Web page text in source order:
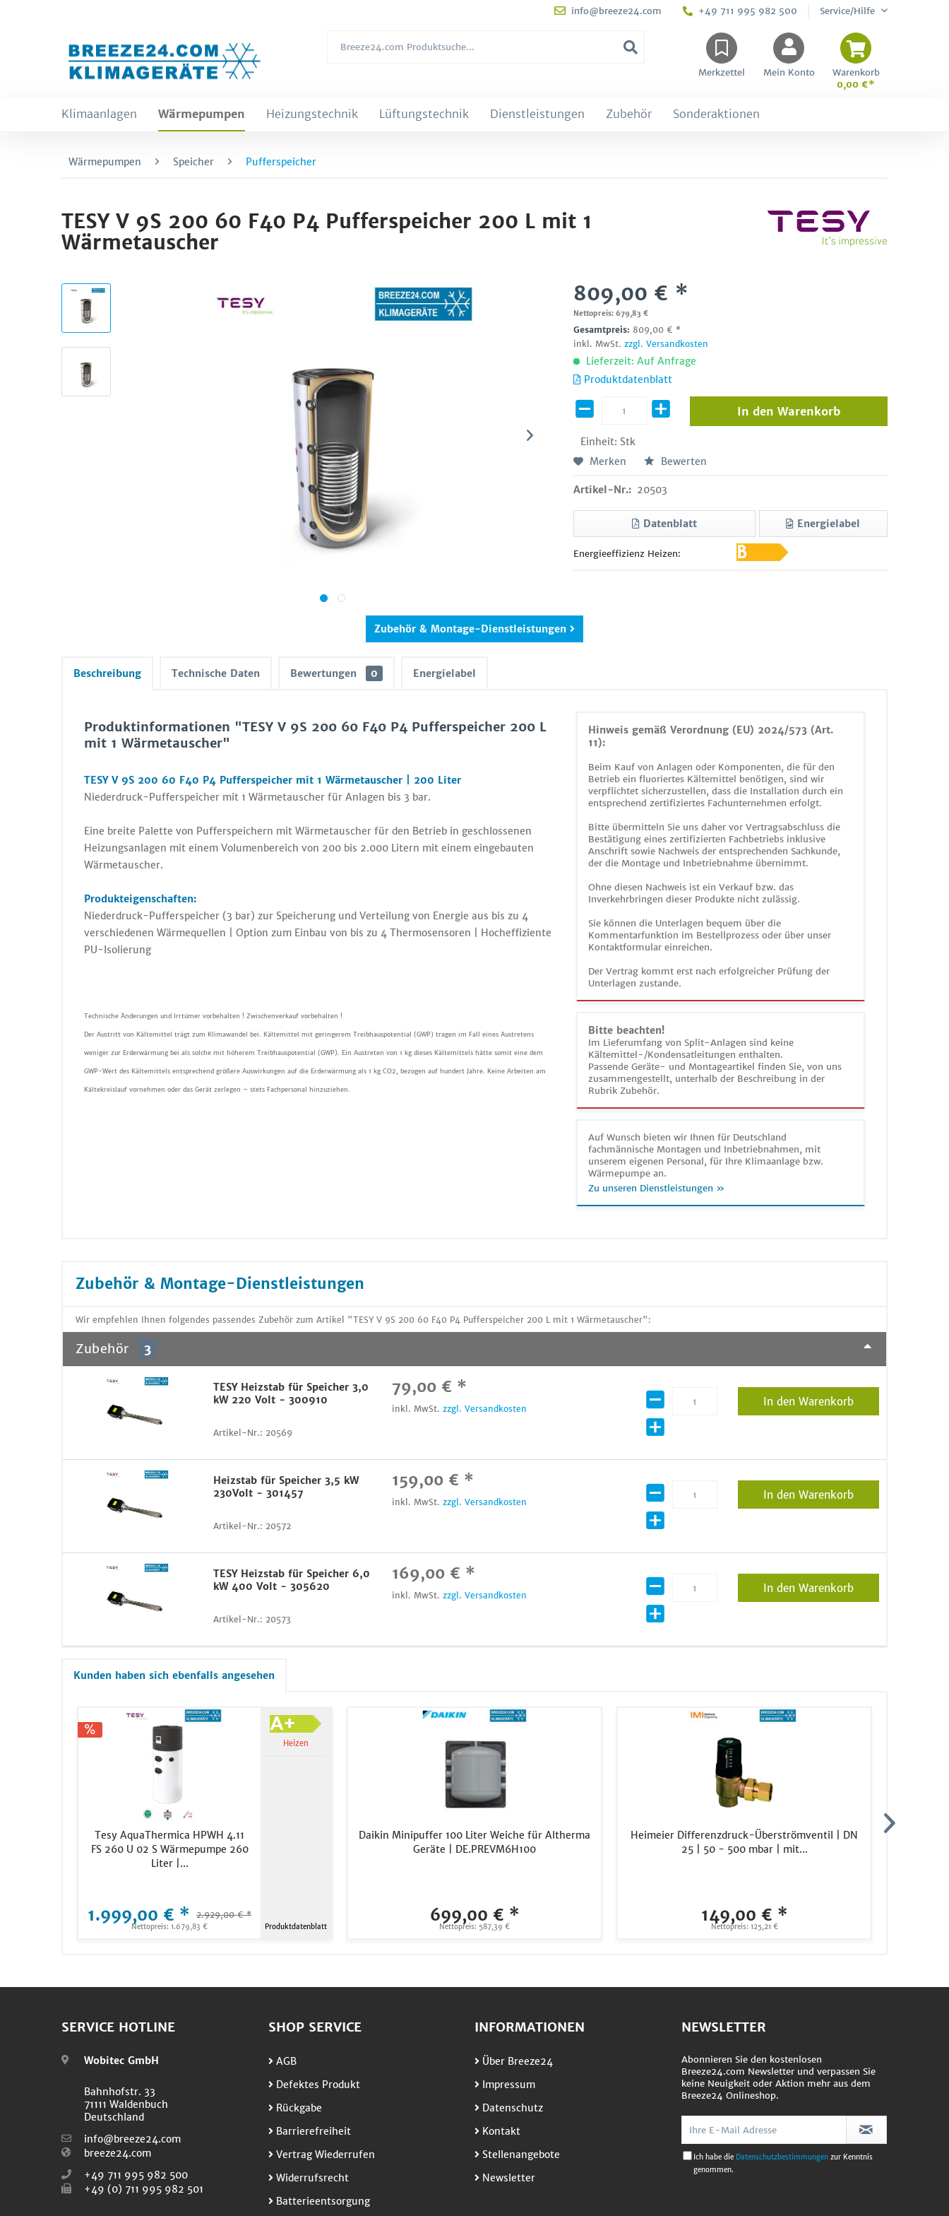
info@breeze24.com +49 711 995 982 500 Service/Hilfe
Merkzettel Mein Konto
Warenkorb
0,00 €*
Klimaanlagen Wärmepumpen Heizungstechnik Lüftungstechnik Dienstleistungen Zubehör Sonderaktionen
Wärmepumpen Speicher Pufferspeicher
TESY V 9S 200 60 F40 P4 Pufferspeicher 200 L mit 1
Wärmetauscher
809,00 € *
Nettopreis: 679,83 €
Gesamtpreis: 809,00 € *
inkl. MwSt.zzgl. Versandkosten
Lieferzeit: Auf Anfrage
Produktdatenblatt
Einheit: Stk
In den Warenkorb
Merken Bewerten
Artikel-Nr.: 20503
Datenblatt Energielabel
Energieeffizienz Heizen:
Zubehör & Montage-Dienstleistungen
Beschreibung Technische Daten Bewertungen 0 Energielabel
Hinweis gemäß Verordnung (EU) 2024/573 (Art.
11):
Beim Kauf von Anlagen oder Komponenten, die für den
Betrieb ein fluoriertes Kältemittel benötigen, sind wir
verpflichtet sicherzustellen, dass die Installation durch ein
entsprechend zertifiziertes Fachunternehmen erfolgt.
Bitte übermitteln Sie uns daher vor Vertragsabschluss die
Bestätigung eines zertifizierten Fachbetriebs inklusive
Anschrift sowie Nachweis der entsprechenden Sachkunde,
der die Montage und Inbetriebnahme übernimmt.
Ohne diesen Nachweis ist ein Verkauf bzw. das
Inverkehrbringen dieser Produkte nicht zulässig.
Sie können die Unterlagen bequem über die
Kommentarfunktion im Bestellprozess oder über unser
Kontaktformular einreichen.
Der Vertrag kommt erst nach erfolgreicher Prüfung der
Unterlagen zustande.
Bitte beachten!
Im Lieferumfang von Split-Anlagen sind keine
Kältemittel-/Kondensatleitungen enthalten.
Passende Geräte- und Montageartikel finden Sie, von uns
zusammengestellt, unterhalb der Beschreibung in der
Rubrik Zubehör.
Auf Wunsch bieten wir Ihnen für Deutschland
fachmännische Montagen und Inbetriebnahmen, mit
unserem eigenen Personal, für Ihre Klimaanlage bzw.
Wärmepumpe an.
Zu unseren Dienstleistungen »
Produktinformationen "TESY V 9S 200 60 F40 P4 Pufferspeicher 200 L
mit 1 Wärmetauscher"
TESY V 9S 200 60 F40 P4 Pufferspeicher mit 1 Wärmetauscher | 200 Liter
Niederdruck-Pufferspeicher mit 1 Wärmetauscher für Anlagen bis 3 bar.
Eine breite Palette von Pufferspeichern mit Wärmetauscher für den Betrieb in geschlossenen
Heizungsanlagen mit einem Volumenbereich von 200 bis 2.000 Litern mit einem eingebauten
Wärmetauscher.
Produkteigenschaften:
Niederdruck-Pufferspeicher (3 bar) zur Speicherung und Verteilung von Energie aus bis zu 4
verschiedenen Wärmequellen | Option zum Einbau von bis zu 4 Thermosensoren | Hocheffiziente
PU-Isolierung
Technische Änderungen und Irrtümer vorbehalten ! Zwischenverkauf vorbehalten !
Der Austritt von Kältemittel trägt zum Klimawandel bei. Kältemittel mit geringerem Treibhauspotential (GWP) tragen im Fall eines Austretens
weniger zur Erderwärmung bei als solche mit höherem Treibhauspotential (GWP). Ein Austreten von 1 kg dieses Kältemittels hätte somit eine dem
GWP-Wert des Kältemittels entsprechend größere Auswirkungen auf die Erderwärmung als 1 kg CO2, bezogen auf hundert Jahre. Keine Arbeiten am
Kältekreislauf vornehmen oder das Gerät zerlegen – stets Fachpersonal hinzuziehen.
Zubehör & Montage-Dienstleistungen
Wir empfehlen Ihnen folgendes passendes Zubehör zum Artikel "TESY V 9S 200 60 F40 P4 Pufferspeicher 200 L mit 1 Wärmetauscher":
Zubehör 3
TESY Heizstab für Speicher 3,0
kW 220 Volt - 300910
Artikel-Nr.: 20569
79,00 € *
inkl. MwSt.zzgl. Versandkosten
In den Warenkorb
Heizstab für Speicher 3,5 kW
230Volt - 301457
Artikel-Nr.: 20572
159,00 € *
inkl. MwSt.zzgl. Versandkosten
In den Warenkorb
TESY Heizstab für Speicher 6,0
kW 400 Volt - 305620
Artikel-Nr.: 20573
169,00 € *
inkl. MwSt.zzgl. Versandkosten
In den Warenkorb
Kunden haben sich ebenfalls angesehen
Tesy AquaThermica HPWH 4.11
FS 260 U 02 S Wärmepumpe 260
Liter |...
1.999,00 € * 2.929,00 € *
Nettopreis: 1.679,83 €
Heizen
Produktdatenblatt
Daikin Minipuffer 100 Liter Weiche für Altherma
Geräte | DE.PREVM6H100
699,00 € *
Nettopreis: 587,39 €
Heimeier Differenzdruck-Überströmventil | DN
25 | 50 - 500 mbar | mit...
149,00 € *
Nettopreis: 125,21 €
SERVICE HOTLINE
Wobitec GmbH
Bahnhofstr. 33
71111 Waldenbuch
Deutschland
info@breeze24.com
breeze24.com
+49 711 995 982 500
+49 (0) 711 995 982 501
SHOP SERVICE
AGB
Defektes Produkt
Rückgabe
Barrierefreiheit
Vertrag Wiederrufen
Widerrufsrecht
Batterieentsorgung
INFORMATIONEN
Über Breeze24
Impressum
Datenschutz
Kontakt
Stellenangebote
Newsletter
NEWSLETTER
Abonnieren Sie den kostenlosen
Breeze24.com Newsletter und verpassen Sie
keine Neuigkeit oder Aktion mehr aus dem
Breeze24 Onlineshop.
Ich habe die Datenschutzbestimmungen zur Kenntnis
genommen.